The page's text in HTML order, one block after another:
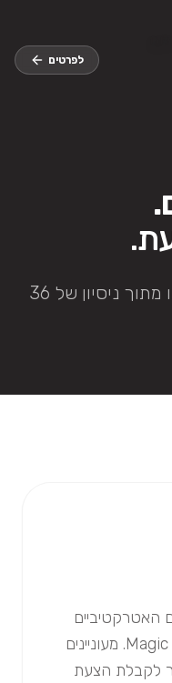
לפרטים
25 מדריכים מקצועיים שנכתבו מתוך ניסיון של 36
האטרקטיביים
ביותר ניתן למצוא ב-Magic Window. מעוניינים
לקבלת הצעת